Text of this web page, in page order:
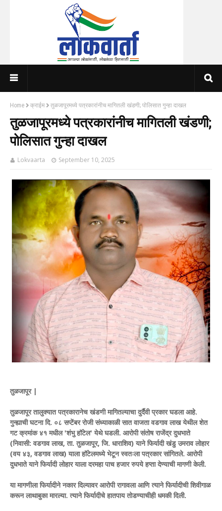
Home क्राईम तुळजापूरमध्ये पत्रकारांनीच मागितली खंडणी; पोलिसात गुन्हा दाखल
तुळजापूरमध्ये पत्रकारांनीच मागितली खंडणी;
पोलिसात गुन्हा दाखल
Lokvaarta September 10, 2025
तुळजापूर |
तुळजापूर तालुक्यात पत्रकारानेच खंडणी मागितल्याचा दुर्दैवी प्रकार घडला आहे.
गुन्ह्याची घटना दि. ०८ सप्टेंबर रोजी संध्याकाळी सात वाजता वडगाव लाख येथील शेत
गट क्रमांक ४१ मधील 'शंभु हॉटेल' येथे घडली. आरोपी संतोष राजेंद्र दुधभाते
(निवासी: वडगाव लाख, ता. तुळजापूर, जि. धाराशिव) याने फिर्यादी खंडु उमराव लोहार
(वय ४३, वडगाव लाख) याला हॉटेलमध्ये भेटून स्वतःला पत्रकार सांगितले. आरोपी
दुधभाते याने फिर्यादी लोहार याला दरमहा पाच हजार रुपये हप्ता देण्याची मागणी केली.
या मागणीला फिर्यादीने नकार दिल्यावर आरोपी रागावला आणि त्याने फिर्यादीची शिवीगाळ
करून लाथाबुका मारल्या. त्याने फिर्यादीचे हातपाय तोडण्याचीही धमकी दिली.